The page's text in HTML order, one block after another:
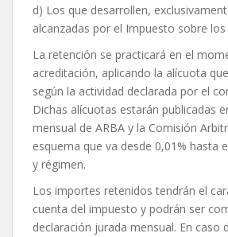
d) Los que desarrollen,
alcanzadas por el Impuesto sobre
La retención se practicará en el
acreditación, aplicando la alícuota
según la actividad declarada por el
Dichas alícuotas estarán publicadas
mensual de ARBA y la Comisión
esquema que va desde 0,01% hasta
y régimen.
Los importes retenidos tendrán el
cuenta del impuesto y podrán ser
declaración jurada mensual. En caso